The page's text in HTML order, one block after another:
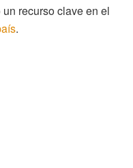
recurso clave en el
.